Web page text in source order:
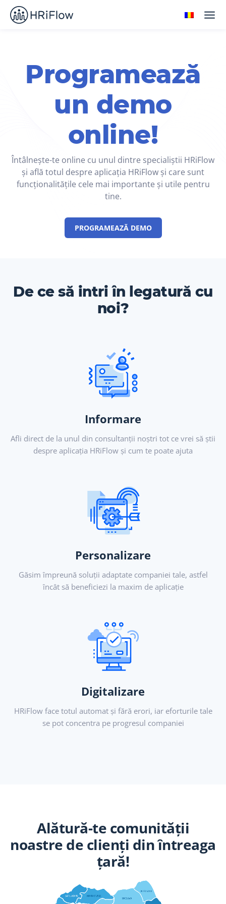
Programează
un demo
online!
Întâlnește-te online cu unul dintre specialiștii HRiFlow
și află totul despre aplicația HRiFlow și care sunt
funcționalitățile cele mai importante și utile pentru
tine.
PROGRAMEAZĂ DEMO
De ce să intri în legatură cu
noi?
Informare
Afli direct de la unul din consultanții noștri tot ce vrei să știi
despre aplicația HRiFlow și cum te poate ajuta
Personalizare
Găsim împreună soluții adaptate companiei tale, astfel
încât să beneficiezi la maxim de aplicație
Digitalizare
HRiFlow face totul automat și fără erori, iar eforturile tale
se pot concentra pe progresul companiei
Alătură-te comunității
noastre de clienți din întreaga
țară!